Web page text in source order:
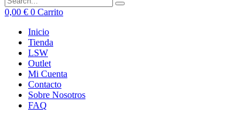
0,00 € 0 Carrito
Inicio
Tienda
LSW
Outlet
Mi Cuenta
Contacto
Sobre Nosotros
FAQ